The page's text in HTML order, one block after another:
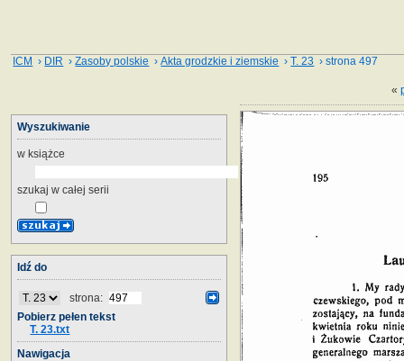
ICM › DIR ›Zasoby polskie ›Akta grodzkie i ziemskie ›T. 23 › strona 497
«
Wyszukiwanie
w książce
szukaj w całej serii
Idź do
strona:
Pobierz pełen tekst
T. 23.txt
Nawigacja